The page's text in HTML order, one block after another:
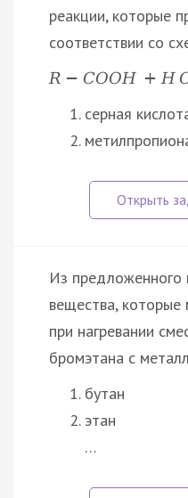
реакции, которые
соответствии со
R − COOH + H
серная
Из предложенного
вещества, которые
при нагревании
бромэтана с
бутан
этан
…